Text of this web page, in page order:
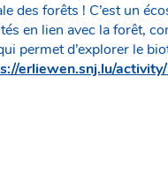
des forêts ! C’est un
en lien avec la forêt,
permet d’explorer le
erliewen.snj.lu/